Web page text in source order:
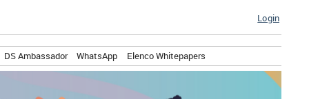
Login
DS Ambassador WhatsApp Elenco Whitepapers